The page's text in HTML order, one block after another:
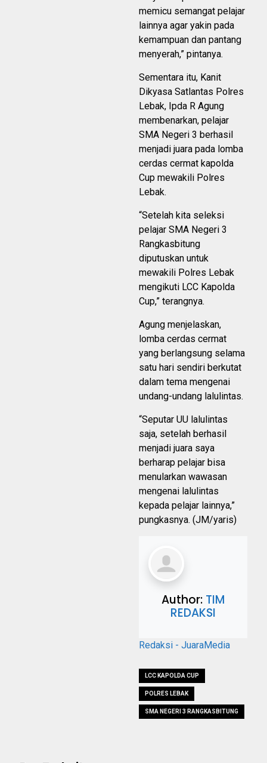
memicu semangat pelajar
lainnya agar yakin pada
kemampuan dan pantang
menyerah,” pintanya.
Sementara itu, Kanit
Dikyasa Satlantas Polres
Lebak, Ipda R Agung
membenarkan, pelajar
SMA Negeri 3 berhasil
menjadi juara pada lomba
cerdas cermat kapolda
Cup mewakili Polres
Lebak.
“Setelah kita seleksi
pelajar SMA Negeri 3
Rangkasbitung
diputuskan untuk
mewakili Polres Lebak
mengikuti LCC Kapolda
Cup,” terangnya.
Agung menjelaskan,
lomba cerdas cermat
yang berlangsung selama
satu hari sendiri berkutat
dalam tema mengenai
undang-undang lalulintas.
“Seputar UU lalulintas
saja, setelah berhasil
menjadi juara saya
berharap pelajar bisa
menularkan wawasan
mengenai lalulintas
kepada pelajar lainnya,”
pungkasnya. (JM/yaris)
Author: TIM
REDAKSI
Redaksi - JuaraMedia
LCC KAPOLDA CUP
POLRES LEBAK
SMA NEGERI 3 RANGKASBITUNG